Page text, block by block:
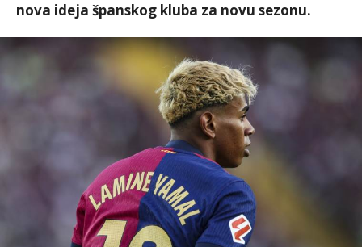
nova ideja španskog kluba za novu sezonu.